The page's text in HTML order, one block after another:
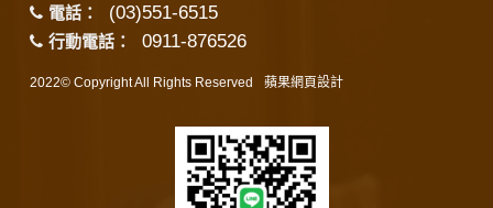
電話： (03)551-6515
行動電話： 0911-876526
2022© Copyright All Rights Reserved 蘋果網頁設計